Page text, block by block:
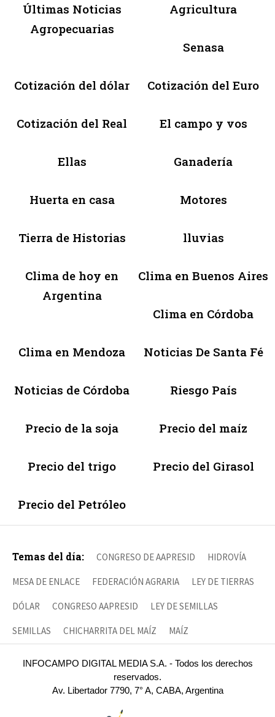
Últimas Noticias
Agropecuarias
Agricultura
Senasa
Cotización del dólar Cotización del Euro
Cotización del Real El campo y vos
Ellas Ganadería
Huerta en casa Motores
Tierra de Historias lluvias
Clima de hoy en
Argentina
Clima en Buenos Aires
Clima en Córdoba
Clima en Mendoza Noticias De Santa Fé
Noticias de Córdoba Riesgo País
Precio de la soja Precio del maíz
Precio del trigo Precio del Girasol
Precio del Petróleo
Temas del día: CONGRESO DE AAPRESID HIDROVÍA
MESA DE ENLACE FEDERACIÓN AGRARIA LEY DE TIERRAS
DÓLAR CONGRESO AAPRESID LEY DE SEMILLAS
SEMILLAS CHICHARRITA DEL MAÍZ MAÍZ
INFOCAMPO DIGITAL MEDIA S.A. - Todos los derechos
reservados.
Av. Libertador 7790, 7° A, CABA, Argentina